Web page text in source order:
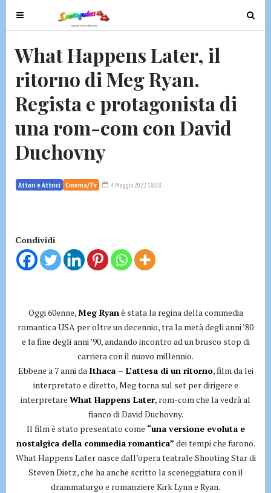
T
o
g
e
n
i
g
t
T
o
What Happens Later, il
ritorno di Meg Ryan.
Regista e protagonista di
una rom-com con David
Duchovny
Attori e Attrici Cinema/Tv 4 Maggio 2022 18:08
Condividi
Oggi 60enne,Meg Ryanè stata la regina della commedia
romantica USA per oltre un decennio, tra la metà degli anni ’80
e la fine degli anni ’90, andando incontro ad un brusco stop di
carriera con il nuovo millennio.
Ebbene a 7 anni da Ithaca – L’attesa di un ritorno, film da lei
interpretato e diretto, Meg torna sul set per dirigere e
interpretare What Happens Later, rom-com che la vedrà al
fianco di David Duchovny.
Il film è stato presentato come “una versione evoluta e
nostalgica della commedia romantica” dei tempi che furono.
What Happens Later nasce dall’opera teatrale Shooting Star di
Steven Dietz, che ha anche scritto la sceneggiatura con il
drammaturgo e romanziere Kirk Lynn e Ryan.